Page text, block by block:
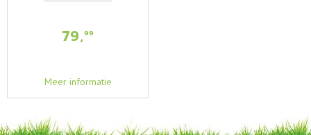
79,99
Meer informatie